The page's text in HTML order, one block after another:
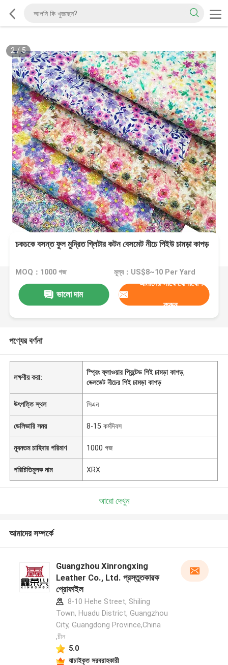
2/5
চকচকে বসন্ত ফুল মুদ্রিত গ্লিটার কটন বেসমেট নীচে পিইউ চামড়া কাপড়
MOQ：1000 গজ মূল্য：US$8~10 Per Yard
ভালো দাম
আমাদের সাথে যোগাযোগ
করুন
পণ্যের বর্ণনা
লক্ষণীয় করা:
স্প্রিং ফ্লাওয়ার প্রিন্টেড পিই চামড়া কাপড়,
ভেলভেট নীচের পিই চামড়া কাপড়
উৎপত্তি স্থল সিএন
ডেলিভারি সময় 8-15 কর্মদিবস
ন্যূনতম চাহিদার পরিমাণ 1000 গজ
পরিচিতিমুলক নাম XRX
আরো দেখুন
আমাদের সম্পর্কে
Guangzhou Xinrongxing
Leather Co., Ltd. প্রস্তুতকারক
প্রোফাইল
8-10 Hehe Street, Shiling
Town, Huadu District, Guangzhou
City, Guangdong Province,China
,চীন
5.0
যাচাইকৃত সরবরাহকারী